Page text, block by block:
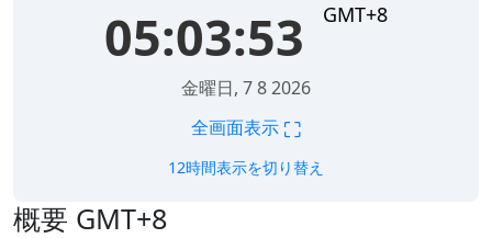
05:03:53 GMT+8
金曜日, 7 8 2026
全画面表示 ⛶
12時間表示を切り替え
概要 GMT+8